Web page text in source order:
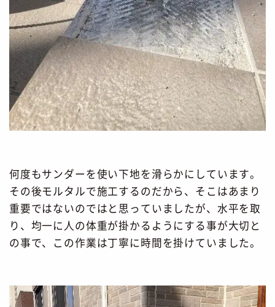
何度もサンダーを使い下地を滑らかにしています。
その後モルタルで施工するのだから、そこはあまり
重要ではないのではと思っていましたが、水平を取
り、均一に人の体重が掛かるようにする事が大切と
の事で、この作業は丁寧に時間を掛けていました。